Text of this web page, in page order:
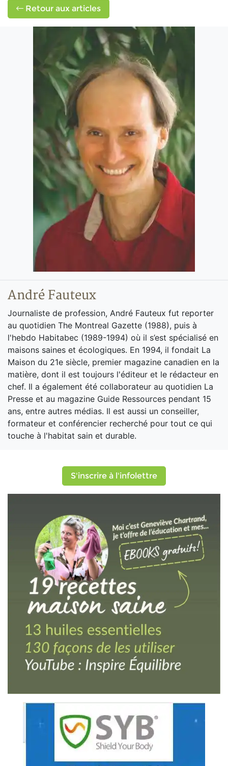
Retour aux articles
André Fauteux
Journaliste de profession, André Fauteux fut reporter
au quotidien The Montreal Gazette (1988), puis à
l'hebdo Habitabec (1989-1994) où il s’est spécialisé en
maisons saines et écologiques. En 1994, il fondait La
Maison du 21e siècle, premier magazine canadien en la
matière, dont il est toujours l'éditeur et le rédacteur en
chef. Il a également été collaborateur au quotidien La
Presse et au magazine Guide Ressources pendant 15
ans, entre autres médias. Il est aussi un conseiller,
formateur et conférencier recherché pour tout ce qui
touche à l'habitat sain et durable.
S'inscrire à l'infolettre